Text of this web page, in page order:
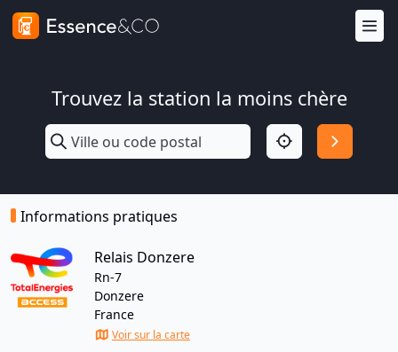
Trouvez la station la moins chère
Informations pratiques
Relais Donzere
Rn-7
Donzere
France
Voir sur la carte